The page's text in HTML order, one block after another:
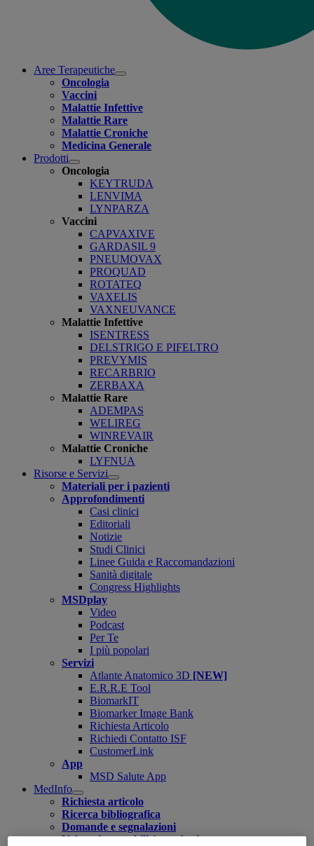
Aree Terapeutiche
Open
Oncologia
Vaccini
Malattie Infettive
Malattie Rare
Malattie Croniche
Medicina Generale
Prodotti
Open
submenu
Oncologia
KEYTRUDA
LENVIMA
LYNPARZA
Vaccini
CAPVAXIVE
GARDASIL 9
PNEUMOVAX
PROQUAD
ROTATEQ
VAXELIS
VAXNEUVANCE
Malattie Infettive
ISENTRESS
DELSTRIGO E PIFELTRO
PREVYMIS
RECARBRIO
ZERBAXA
Malattie Rare
ADEMPAS
WELIREG
WINREVAIR
Malattie Croniche
LYFNUA
Risorse e Servizi
Open
submenu
Materiali per i pazienti
Approfondimenti
Casi clinici
Editoriali
Notizie
Studi Clinici
Linee Guida e Raccomandazioni
Sanità digitale
Congress Highlights
MSDplay
Video
Podcast
Per Te
I più popolari
Servizi
Atlante Anatomico 3D [NEW]
E.R.R.E Tool
BiomarkIT
Biomarker Image Bank
Richiesta Articolo
Richiedi Contatto ISF
CustomerLink
App
MSD Salute App
MedInfo
Open
submenu
Richiesta articolo
Ricerca bibliografica
Domande e segnalazioni
Valutazione stabilità prodotti